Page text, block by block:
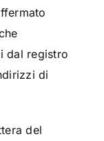
dal registro
di
del